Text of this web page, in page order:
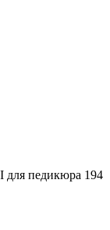
для педикюра 194